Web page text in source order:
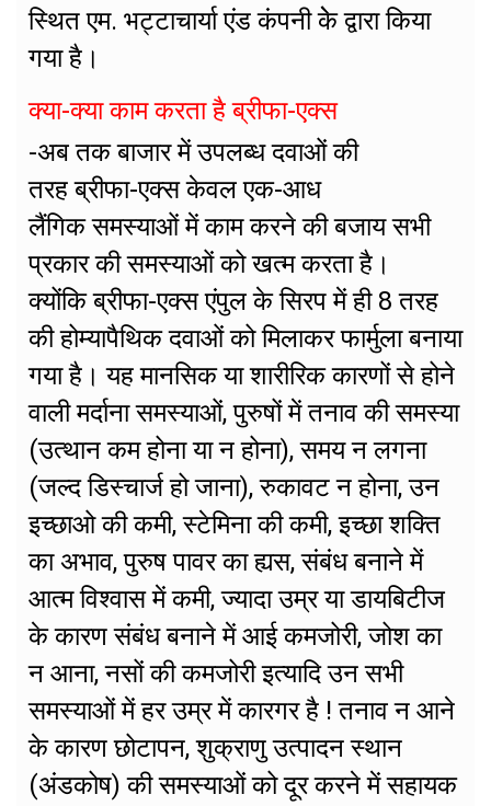
स्थित एम. भट्टाचार्या एंड कंपनी केे द्वारा किया
गया है।
क्या-क्या काम करता है ब्रीफा-एक्स
-अब तक बाजार में उपलब्ध दवाओं की
तरह ब्रीफा-एक्स केवल एक-आध
लैंगिक समस्याओं में काम करने की बजाय सभी
प्रकार की समस्याओं को खत्म करता है।
क्योंकि ब्रीफा-एक्स एंपुल के सिरप में ही 8 तरह
की होम्यापैथिक दवाओं को मिलाकर फार्मुला बनाया
गया है। यह मानसिक या शारीरिक कारणों से होने
वाली मर्दाना समस्याओं, पुरुषों में तनाव की समस्या
(उत्थान कम होना या न होना), समय न लगना
(जल्द डिस्चार्ज हो जाना), रुकावट न होना, उन
इच्छाओ की कमी, स्टेमिना की कमी, इच्छा शक्ति
का अभाव, पुरुष पावर का ह्यस, संबंध बनाने में
आत्म विश्वास में कमी, ज्यादा उम्र या डायबिटीज
के कारण संबंध बनाने में आई कमजोरी, जोश का
न आना, नसों की कमजोरी इत्यादि उन सभी
समस्याओं में हर उम्र में कारगर है ! तनाव न आने
के कारण छोटापन, शुक्राणु उत्पादन स्थान
(अंडकोष) की समस्याओं को दूर करने में सहायक